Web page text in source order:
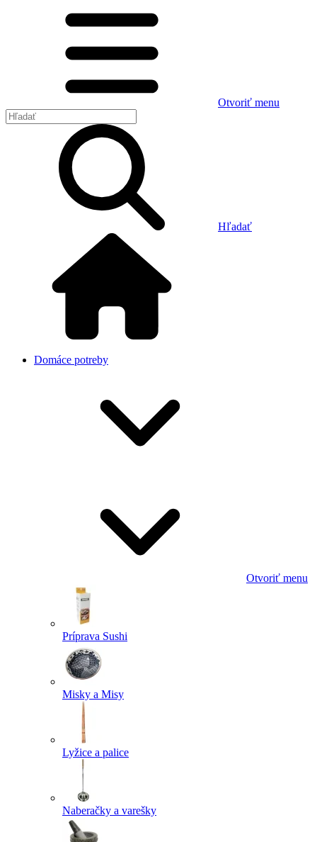
Otvoriť menu
Hľadať
Domáce potreby
Otvoriť menu
Príprava Sushi
Misky a Misy
Lyžice a palice
Naberačky a varešky